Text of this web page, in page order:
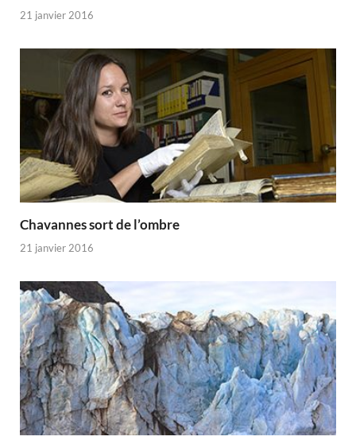
21 janvier 2016
Chavannes sort de l’ombre
21 janvier 2016